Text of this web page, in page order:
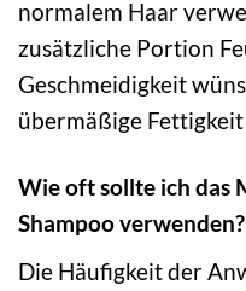
normalem Haar
zusätzliche Portion
Geschmeidigkeit
übermäßige
Wie oft sollte ich das
Shampoo verwenden?
Die Häufigkeit der